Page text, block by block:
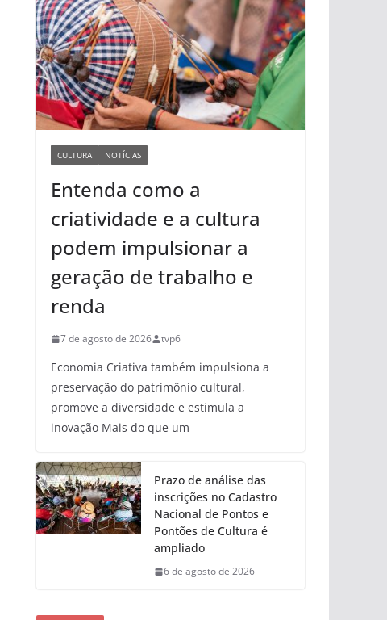
CULTURA NOTÍCIAS
Entenda como a
criatividade e a cultura
podem impulsionar a
geração de trabalho e
renda
7 de agosto de 2026 tvp6
Economia Criativa também impulsiona a
preservação do patrimônio cultural,
promove a diversidade e estimula a
inovação Mais do que um
Prazo de análise das
inscrições no Cadastro
Nacional de Pontos e
Pontões de Cultura é
ampliado
6 de agosto de 2026